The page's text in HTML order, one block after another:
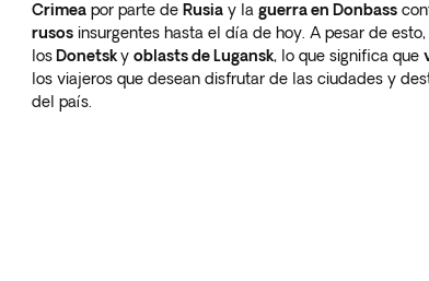
Crimea por parte de Rusia y la guerra en Donbass
rusos insurgentes hasta el día de hoy. A pesar de
los Donetsky oblasts de Lugansk, lo que significa que
los viajeros que desean disfrutar de las ciudades y
del país.